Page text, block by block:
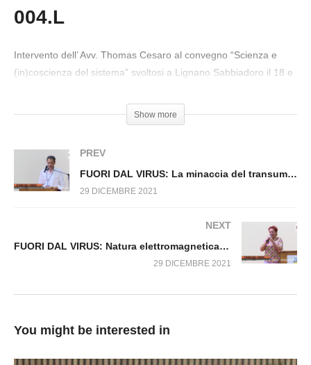
FUORI DAL VIRUS: I professionisti della
004.L
Intervento dell’ Avv. Thomas Cesaro al convegno “Scienza e
(in)coscienza del sistema” svoltosi a Lignano Sabbiadoro il 18 e
Show more
PREV
FUORI DAL VIRUS: La minaccia del transumanesimo 003.L
29 DICEMBRE 2021
NEXT
FUORI DAL VIRUS: Natura elettromagnetica del DNA e valore epigenetico 009.L
29 DICEMBRE 2021
You might be interested in